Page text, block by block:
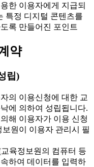
한 이용자에게 지급되
특정 디지털 콘텐츠를
록 만들어진 포인트
약
립)
의 이용신청에 대한 교
에 의하여 성립됩니다.
해 이용자가 이용 신청
원이 이용자 관리시 필
육정보원의 컴퓨터 등
하여 데이터를 입력하